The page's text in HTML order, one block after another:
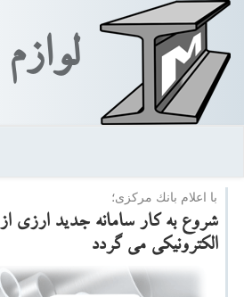
با اعلام بانك مركزی؛
شروع به كار سامانه جدید ارزی
الكترونیكی می گردد